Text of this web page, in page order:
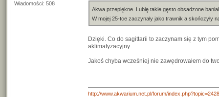
Wiadomości: 508
Akwa przepiękne. Lubię takie gęsto obsadzone
W mojej 25-tce zaczynały jako trawnik a skończyły
Dzięki. Co do sagittarii to zaczynam się z tym
aklimatyzacyjny.
Jakoś chyba wcześniej nie zawędrowałem do
http://www.akwarium.net.pl/forum/